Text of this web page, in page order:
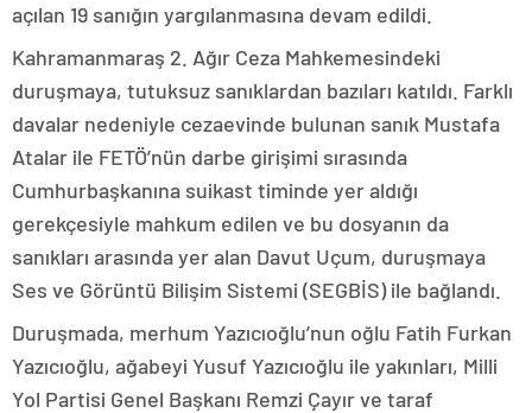
açılan 19 sanığın yargılanmasına devam edildi.
Kahramanmaraş 2. Ağır Ceza Mahkemesindeki
duruşmaya, tutuksuz sanıklardan bazıları katıldı. Farklı
davalar nedeniyle cezaevinde bulunan sanık Mustafa
Atalar ile FETÖ’nün darbe girişimi sırasında
Cumhurbaşkanına suikast timinde yer aldığı
gerekçesiyle mahkum edilen ve bu dosyanın da
sanıkları arasında yer alan Davut Uçum, duruşmaya
Ses ve Görüntü Bilişim Sistemi (SEGBİS) ile bağlandı.
Duruşmada, merhum Yazıcıoğlu’nun oğlu Fatih Furkan
Yazıcıoğlu, ağabeyi Yusuf Yazıcıoğlu ile yakınları, Milli
Yol Partisi Genel Başkanı Remzi Çayır ve taraf